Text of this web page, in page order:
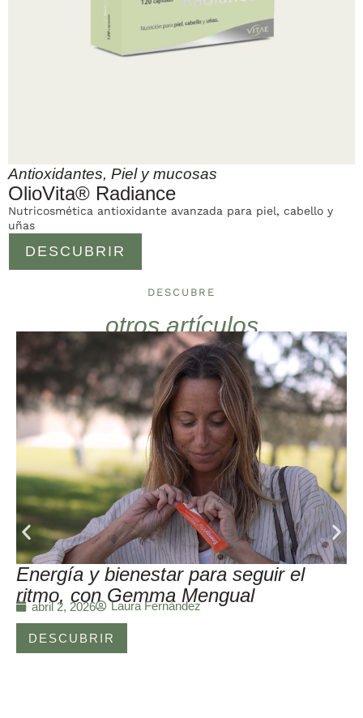
Antioxidantes, Piel y mucosas
OlioVita® Radiance
DESCUBRIR
Nutricosmética antioxidante avanzada para piel, cabello y
uñas
DESCUBRE
otros artículos
Energía y bienestar para seguir el
ritmo, con Gemma Mengual
abril 2, 2026 Laura Fernández
DESCUBRIR